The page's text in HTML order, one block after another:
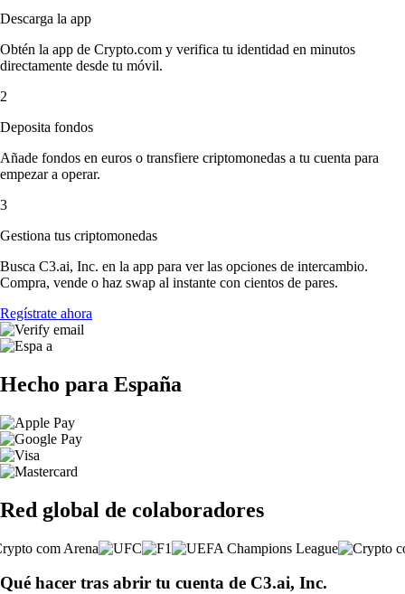
Descarga la app
Obtén la app de Crypto.com y verifica tu identidad en minutos
directamente desde tu móvil.
2
Deposita fondos
Añade fondos en euros o transfiere criptomonedas a tu cuenta para
empezar a operar.
3
Gestiona tus criptomonedas
Busca C3.ai, Inc. en la app para ver las opciones de intercambio.
Compra, vende o haz swap al instante con cientos de pares.
Regístrate ahora
Hecho para España
Red global de colaboradores
Qué hacer tras abrir tu cuenta de C3.ai, Inc.